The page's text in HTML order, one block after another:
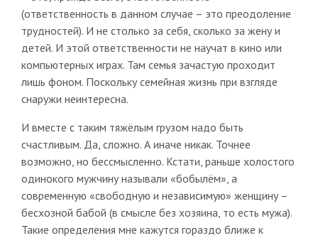
(ответственность в данном случае – это преодоление
трудностей). И не столько за себя, сколько за жену и
детей. И этой ответственности не научат в кино или
компьютерных играх. Там семья зачастую проходит
лишь фоном. Поскольку семейная жизнь при взгляде
снаружи неинтересна.
И вместе с таким тяжёлым грузом надо быть
счастливым. Да, сложно. А иначе никак. Точнее
возможно, но бессмысленно. Кстати, раньше холостого
одинокого мужчину называли «бобылём», а
современную «свободную и независимую» женщину –
бесхозной бабой (в смысле без хозяина, то есть мужа).
Такие определения мне кажутся гораздо ближе к